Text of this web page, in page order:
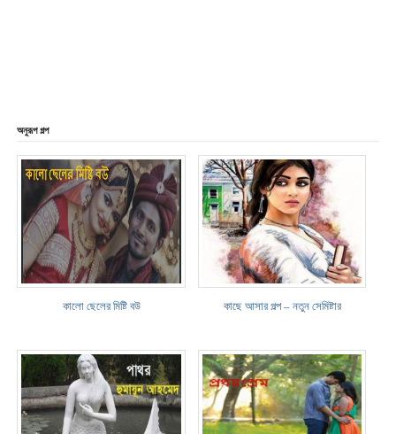
অনুরূপ গল্প
কালো ছেলের মিষ্টি বউ কাছে আসার গল্প – নতুন সেমিষ্টার